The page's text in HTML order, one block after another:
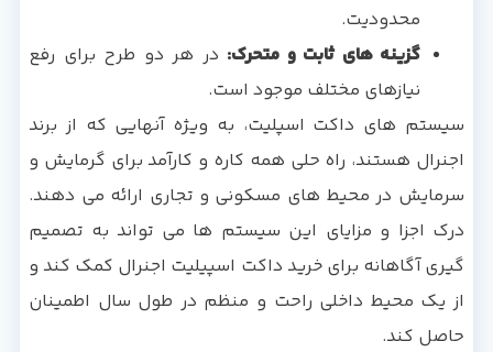
محدودیت.
گزینه های ثابت و متحرک: در هر دو طرح برای رفع
نیازهای مختلف موجود است.
سیستم های داکت اسپلیت، به ویژه آنهایی که از برند
اجنرال هستند، راه حلی همه کاره و کارآمد برای گرمایش و
سرمایش در محیط های مسکونی و تجاری ارائه می دهند.
درک اجزا و مزایای این سیستم ها می تواند به تصمیم
گیری آگاهانه برای خرید داکت اسپیلیت اجنرال کمک کند و
از یک محیط داخلی راحت و منظم در طول سال اطمینان
حاصل کند.